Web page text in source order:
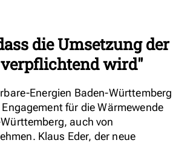
die Umsetzung der
wird"
Energien Baden-Württemberg
für die Wärmewende
auch von
Klaus Eder, der neue